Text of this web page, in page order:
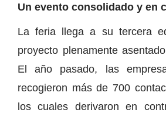
Un evento consolidado y en
La feria llega a su tercera
proyecto plenamente
El año pasado, las
recogieron más de 700
los cuales derivaron en